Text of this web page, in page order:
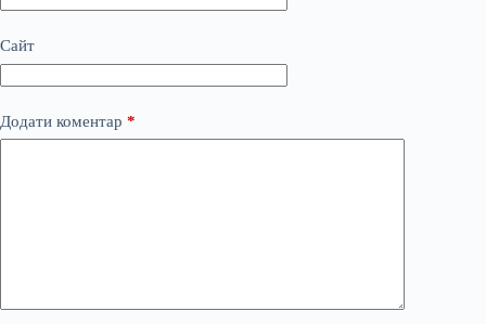
Сайт
Додати коментар *